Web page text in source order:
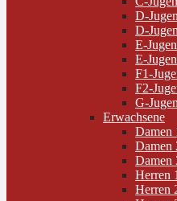
D-
D-
E-
E-
F1-
F2-
G-
Erwachsene
Damen
Damen
Damen
Herren 1
Herren